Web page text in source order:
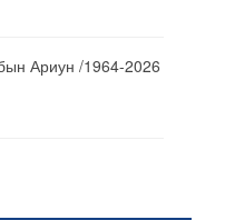
Ариун /1964-2026